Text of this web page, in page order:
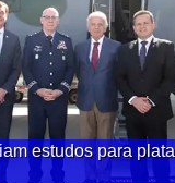
estudos para